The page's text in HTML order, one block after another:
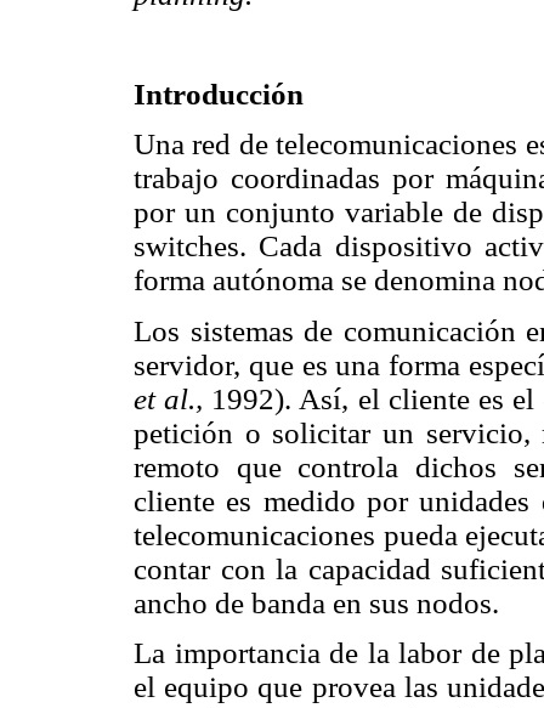
Introducción
Una red de telecomunicaciones
trabajo coordinadas por
por un conjunto variable de
switches. Cada dispositivo
forma autónoma se denomina
Los sistemas de comunicación
servidor, que es una forma
et al., 1992). Así, el cliente es el
petición o solicitar un servicio,
remoto que controla dichos
cliente es medido por
telecomunicaciones pueda
contar con la capacidad
ancho de banda en sus nodos.
La importancia de la labor de
el equipo que provea las